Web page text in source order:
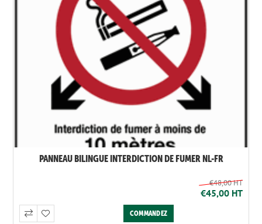
PANNEAU BILINGUE INTERDICTION DE FUMER NL-FR
€48,00 HT
€45,00 HT